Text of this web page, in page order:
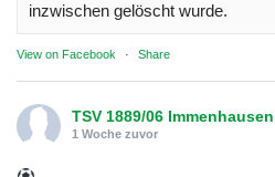
inzwischen gelöscht wurde.
View on Facebook · Share
TSV 1889/06 Immenhausen
1 Woche zuvor